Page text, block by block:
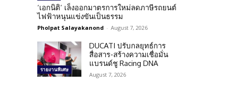
‘เอกนิติ’ เล็งออกมาตรการใหม่ลดภาษีรถยนต์
ไฟฟ้าหนุนแข่งขันเป็นธรรม
Pholpat Salayakanond - August 7, 2026
รายงานพิเศษ
DUCATI ปรับกลยุทธ์การ
สื่อสาร-สร้างความเชื่อมั่น
แบรนด์ชู Racing DNA
August 7, 2026